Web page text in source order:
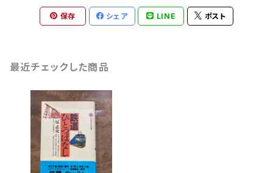
保存 シェア LINE ポスト
最近チェックした商品